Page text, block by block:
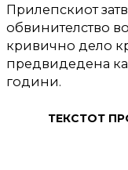
Прилепскиот
обвинителство
кривично дело
предвидедена
години.
ТЕКСТОТ